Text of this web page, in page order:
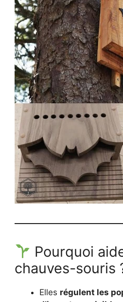
Pourquoi
chauves-souris
Elles régulent les